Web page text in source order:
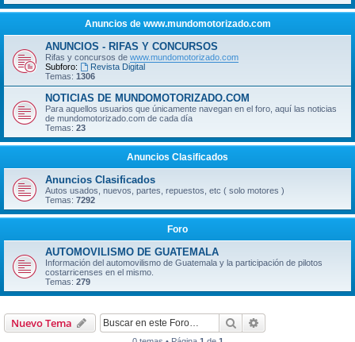
Anuncios de www.mundomotorizado.com
ANUNCIOS - RIFAS Y CONCURSOS
Rifas y concursos de www.mundomotorizado.com
Subforo:
Revista Digital
Temas: 1306
NOTICIAS DE MUNDOMOTORIZADO.COM
Para aquellos usuarios que únicamente navegan en el foro, aquí las noticias
de mundomotorizado.com de cada día
Temas: 23
Anuncios Clasificados
Anuncios Clasificados
Autos usados, nuevos, partes, repuestos, etc ( solo motores )
Temas: 7292
Foro
AUTOMOVILISMO DE GUATEMALA
Información del automovilismo de Guatemala y la participación de pilotos
costarricenses en el mismo.
Temas: 279
Nuevo Tema Buscar